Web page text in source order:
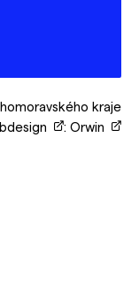
kraje
: Orwin